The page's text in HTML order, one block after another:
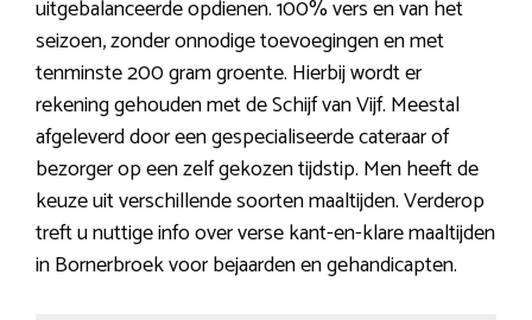
uitgebalanceerde opdienen. 100% vers en van het
seizoen, zonder onnodige toevoegingen en met
tenminste 200 gram groente. Hierbij wordt er
rekening gehouden met de Schijf van Vijf. Meestal
afgeleverd door een gespecialiseerde cateraar of
bezorger op een zelf gekozen tijdstip. Men heeft de
keuze uit verschillende soorten maaltijden. Verderop
treft u nuttige info over verse kant-en-klare maaltijden
in Bornerbroek voor bejaarden en gehandicapten.